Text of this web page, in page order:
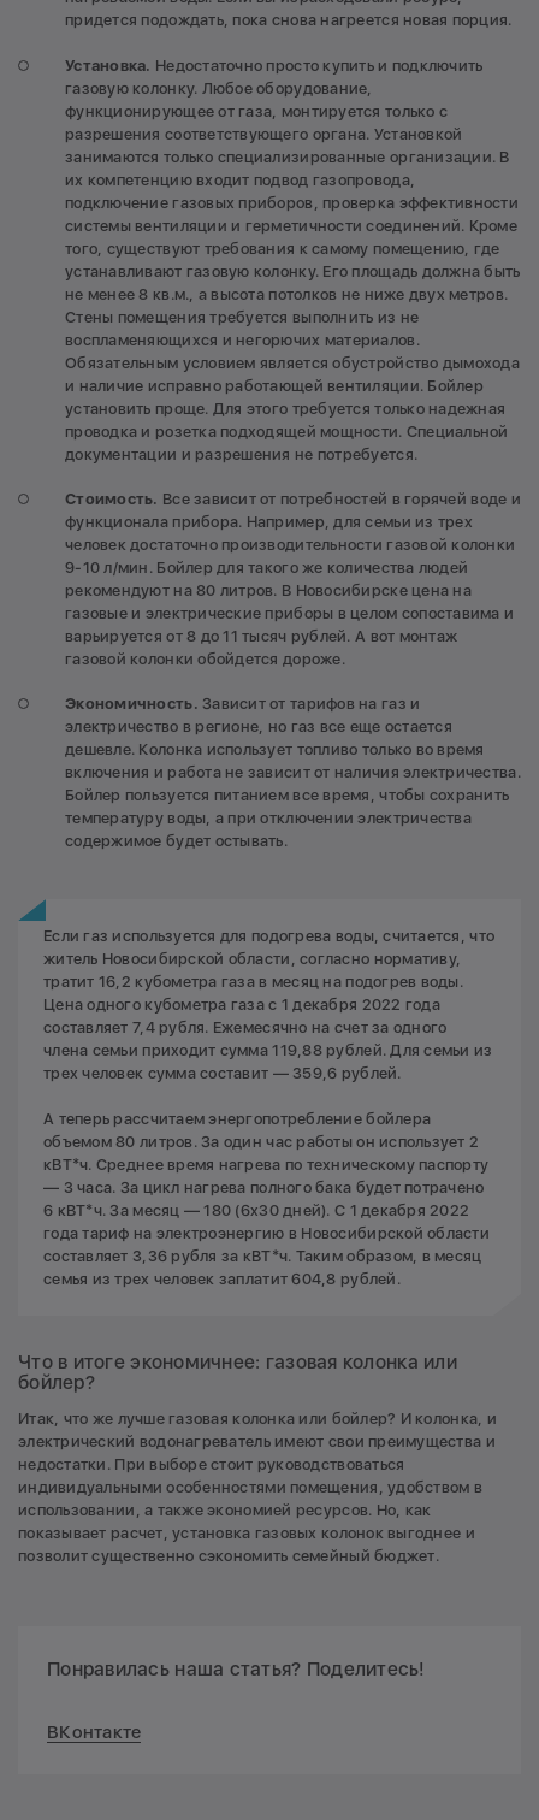
придется подождать, пока снова нагреется новая порция.
Установка. Недостаточно просто купить и подключить
газовую колонку. Любое оборудование,
функционирующее от газа, монтируется только с
разрешения соответствующего органа. Установкой
занимаются только специализированные организации. В
их компетенцию входит подвод газопровода,
подключение газовых приборов, проверка эффективности
системы вентиляции и герметичности соединений. Кроме
того, существуют требования к самому помещению, где
устанавливают газовую колонку. Его площадь должна быть
не менее 8 кв.м., а высота потолков не ниже двух метров.
Стены помещения требуется выполнить из не
воспламеняющихся и негорючих материалов.
Обязательным условием является обустройство дымохода
и наличие исправно работающей вентиляции. Бойлер
установить проще. Для этого требуется только надежная
проводка и розетка подходящей мощности. Специальной
документации и разрешения не потребуется.
Стоимость. Все зависит от потребностей в горячей воде и
функционала прибора. Например, для семьи из трех
человек достаточно производительности газовой колонки
9-10 л/мин. Бойлер для такого же количества людей
рекомендуют на 80 литров. В Новосибирске цена на
газовые и электрические приборы в целом сопоставима и
варьируется от 8 до 11 тысяч рублей. А вот монтаж
газовой колонки обойдется дороже.
Экономичность. Зависит от тарифов на газ и
электричество в регионе, но газ все еще остается
дешевле. Колонка использует топливо только во время
включения и работа не зависит от наличия электричества.
Бойлер пользуется питанием все время, чтобы сохранить
температуру воды, а при отключении электричества
содержимое будет остывать.
Если газ используется для подогрева воды, считается, что
житель Новосибирской области, согласно нормативу,
тратит 16,2 кубометра газа в месяц на подогрев воды.
Цена одного кубометра газа с 1 декабря 2022 года
составляет 7,4 рубля. Ежемесячно на счет за одного
члена семьи приходит сумма 119,88 рублей. Для семьи из
трех человек сумма составит — 359,6 рублей.
А теперь рассчитаем энергопотребление бойлера
объемом 80 литров. За один час работы он использует 2
кВТ*ч. Среднее время нагрева по техническому паспорту
— 3 часа. За цикл нагрева полного бака будет потрачено
6 кВТ*ч. За месяц — 180 (6х30 дней). С 1 декабря 2022
года тариф на электроэнергию в Новосибирской области
составляет 3,36 рубля за кВТ*ч. Таким образом, в месяц
семья из трех человек заплатит 604,8 рублей.
Что в итоге экономичнее: газовая колонка или
бойлер?
Итак, что же лучше газовая колонка или бойлер? И колонка, и
электрический водонагреватель имеют свои преимущества и
недостатки. При выборе стоит руководствоваться
индивидуальными особенностями помещения, удобством в
использовании, а также экономией ресурсов. Но, как
показывает расчет, установка газовых колонок выгоднее и
позволит существенно сэкономить семейный бюджет.
Понравилась наша статья? Поделитесь!
ВКонтакте